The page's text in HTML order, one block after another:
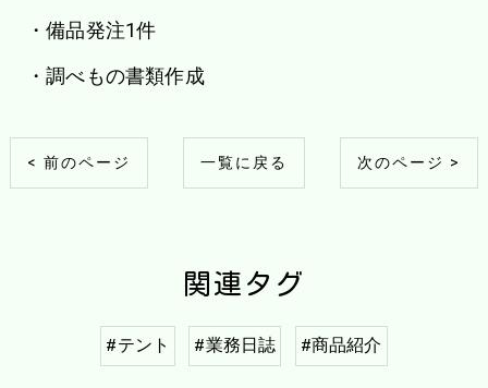
・備品発注1件
・調べもの書類作成
< 前のページ 一覧に戻る 次のページ >
関連タグ
#テント #業務日誌 #商品紹介